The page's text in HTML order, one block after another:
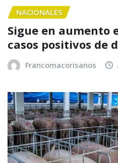
NACIONALES
Sigue en aumento
casos positivos de
Francomacorisanos